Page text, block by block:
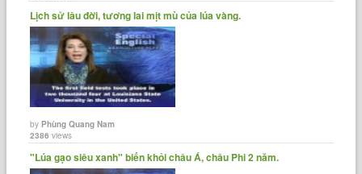
Lịch sử lâu đời, tương lai mịt mù của lúa vàng.
byPhùng Quang Nam
2386 views
"Lúa gạo siêu xanh" biến khỏi châu Á, châu Phi 2 năm.